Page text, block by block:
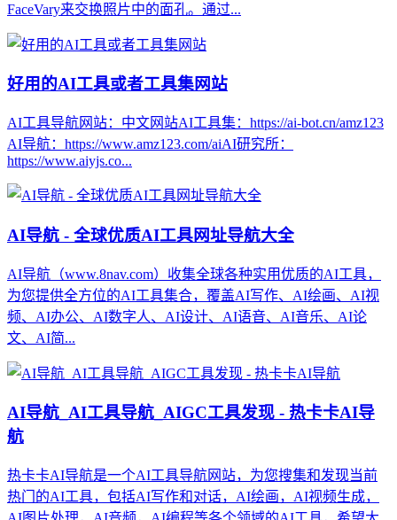
FaceVary来交换照片中的面孔。通过...
好用的AI工具或者工具集网站
AI工具导航网站：中文网站AI工具集：https://ai-bot.cn/amz123
AI导航：https://www.amz123.com/aiAI研究所：
https://www.aiyjs.co...
AI导航 - 全球优质AI工具网址导航大全
AI导航（www.8nav.com）收集全球各种实用优质的AI工具，
为您提供全方位的AI工具集合，覆盖AI写作、AI绘画、AI视
频、AI办公、AI数字人、AI设计、AI语音、AI音乐、AI论
文、AI简...
AI导航_AI工具导航_AIGC工具发现 - 热卡卡AI导
航
热卡卡AI导航是一个AI工具导航网站，为您搜集和发现当前
热门的AI工具，包括AI写作和对话，AI绘画，AI视频生成，